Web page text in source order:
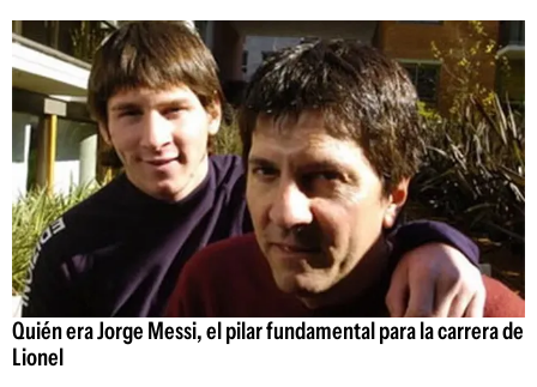
Quién era Jorge Messi, el pilar fundamental para la carrera de
Lionel